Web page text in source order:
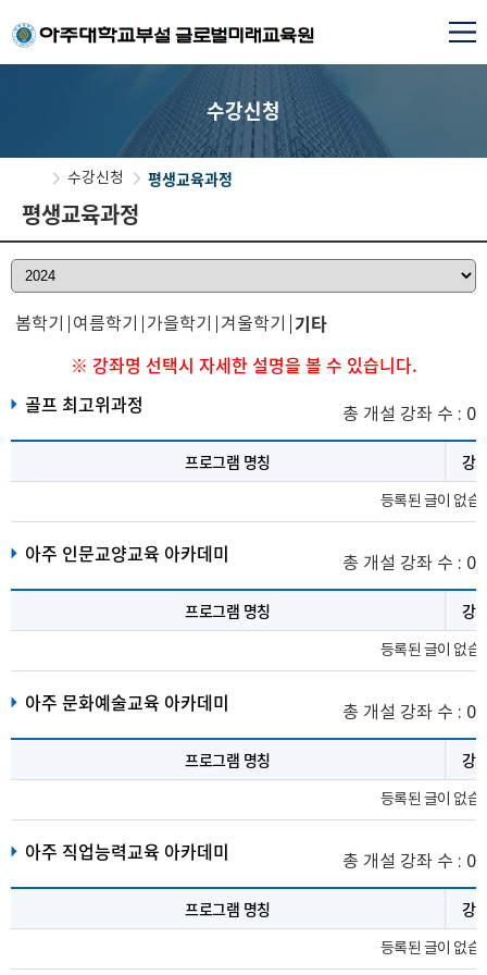
수강신청
수강신청 평생교육과정
평생교육과정
봄학기 여름학기 가을학기 겨울학기
기타
강좌명 선택시 자세한 설명을 볼 수 있습니다.
골프 최고위과정
총 개설 강좌 수 : 0
프로그램 명칭 강
등록된 글이 없습
아주 인문교양교육 아카데미 총 개설 강좌 수 : 0
프로그램 명칭 강
등록된 글이 없습
아주 문화예술교육 아카데미 총 개설 강좌 수 : 0
프로그램 명칭 강
등록된 글이 없습
아주 직업능력교육 아카데미 총 개설 강좌 수 : 0
프로그램 명칭 강
등록된 글이 없습